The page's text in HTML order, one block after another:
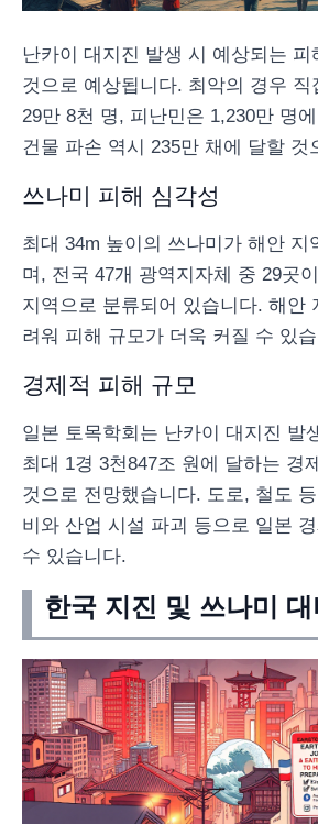
난카이 대지진 발생 시 예상되는
것으로 예상됩니다. 최악의 경우 직
29만 8천 명, 피난민은 1,230만 명
건물 파손 역시 235만 채에 달할 것
쓰나미 피해 심각성
최대 34m 높이의 쓰나미가 해안 지
며, 전국 47개 광역지자체 중 29곳
지역으로 분류되어 있습니다. 해안
려워 피해 규모가 더욱 커질 수 있
경제적 피해 규모
일본 토목학회는 난카이 대지진 발
최대 1경 3천847조 원에 달하는 경
것으로 전망했습니다. 도로, 철도
비와 산업 시설 파괴 등으로 일본
수 있습니다.
한국 지진 및 쓰나미 대